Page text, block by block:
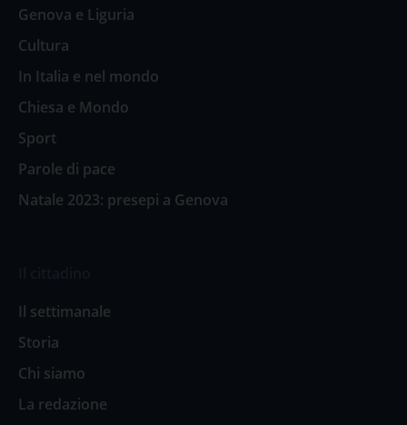
Genova e Liguria
Cultura
In Italia e nel mondo
Chiesa e Mondo
Sport
Parole di pace
Natale 2023: presepi a Genova
Il settimanale
Storia
Chi siamo
La redazione